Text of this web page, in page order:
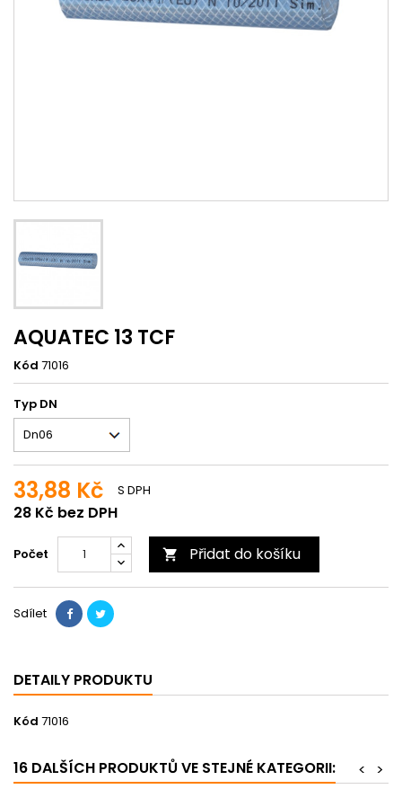
AQUATEC 13 TCF
Kód 71016
Typ DN
33,88 Kč
28 Kč bez DPH
S DPH
Počet  Přidat do košíku
Sdílet
DETAILY PRODUKTU
Kód 71016
16 DALŠÍCH PRODUKTŮ VE STEJNÉ KATEGORII: >
<